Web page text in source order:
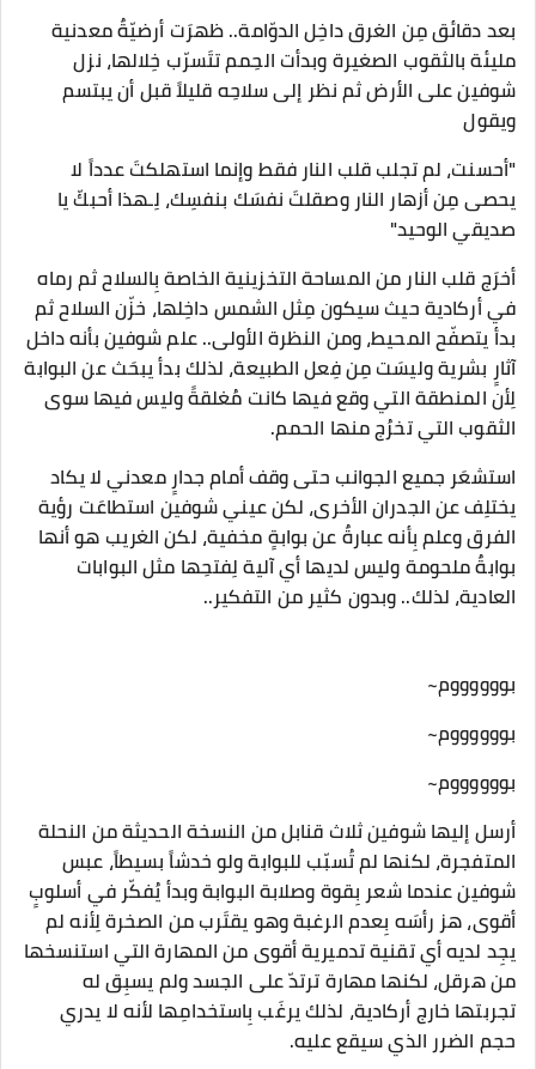
بعد دقائق مِن الغرق داخِل الدوّامة.. ظهرَت أرضيّةٌ معدنية
مليئة بالثقوب الصغيرة وبدأت الحِمم تتَسرّب خِلالها، نزل
شوفين على الأرض ثم نظر إلى سلاحِه قليلاً قبل أن يبتسم
ويقول
"أحسنت، لم تجلب قلب النار فقط وإنما استهلكتَ عدداً لا
يحصى مِن أزهار النار وصقلتَ نفسَك بنفسِك، لِـهذا أحبكّ يا
صديقي الوحيد"
أخرَج قلب النار من المساحة التخزينية الخاصة بِالسلاح ثم رماه
في أركادية حيث سيكون مِثل الشمس داخِلها، خزّن السلاح ثم
بدأ يتصفّح المحيط، ومن النظرة الأولى.. علم شوفين بأنه داخل
آثارٍ بشرية وليسَت مِن فِعل الطبيعة، لذلك بدأ يبحَث عن البوابة
لِأن المنطقة التي وقع فيها كانت مُغلقةً وليس فيها سوى
الثقوب التي تخرُج منها الحمم.
استشعَر جميع الجوانب حتى وقف أمام جدارٍ معدني لا يكاد
يختلِف عن الجدران الأخرى، لكن عيني شوفين استطاعَت رؤية
الفرق وعلم بِأنه عبارةٌ عن بوابةٍ مخفية، لكن الغريب هو أنها
بوابةٌ ملحومة وليس لديها أي آلية لِفتحِها مثل البوابات
العادية، لذلك.. وبدون كثير من التفكير..
بووووووم~
بووووووم~
بووووووم~
أرسل إليها شوفين ثلاث قنابل من النسخة الحديثة من النحلة
المتفجرة، لكنها لم تُسبّب للبوابة ولو خدشاً بسيطاً، عبس
شوفين عندما شعر بِقوة وصلابة البوابة وبدأ يُفكّر في أسلوبٍ
أقوى، هز رأسَه بِعدم الرغبة وهو يقتَرب من الصخرة لِأنه لم
يجِد لديه أي تقنية تدميرية أقوى من المهارة التي استنسخها
من هرقل، لكنها مهارة ترتدّ على الجسد ولم يسبِق له
تجربتها خارج أركادية، لذلك يرغَب بِاستخدامِها لأنه لا يدري
حجم الضرر الذي سيقع عليه.